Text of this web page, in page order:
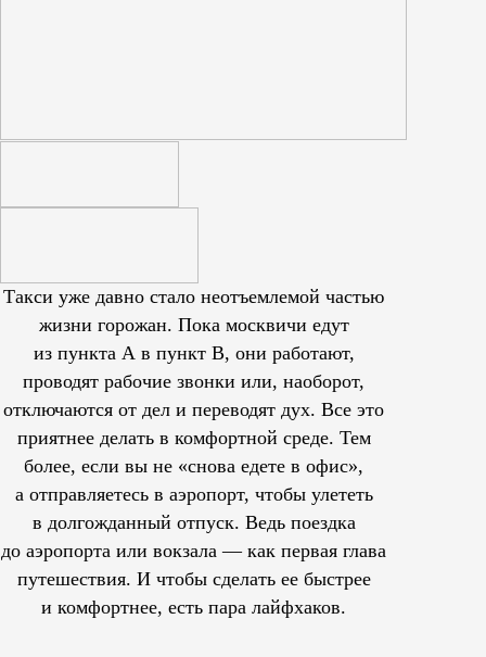
Такси уже давно стало неотъемлемой частью
жизни горожан. Пока москвичи едут
из пункта А в пункт В, они работают,
проводят рабочие звонки или, наоборот,
отключаются от дел и переводят дух. Все это
приятнее делать в комфортной среде. Тем
более, если вы не «снова едете в офис»,
а отправляетесь в аэропорт, чтобы улететь
в долгожданный отпуск. Ведь поездка
до аэропорта или вокзала — как первая глава
путешествия. И чтобы сделать ее быстрее
и комфортнее, есть пара лайфхаков.